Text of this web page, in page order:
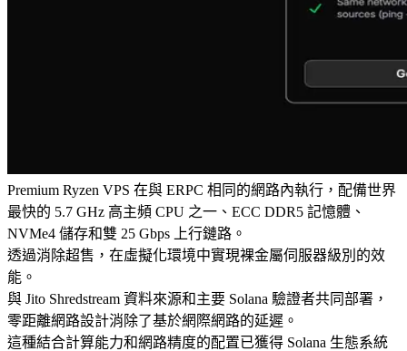
Premium Ryzen VPS 在與 ERPC 相同的網路內執行，配備世界
最快的 5.7 GHz 高主頻 CPU 之一、ECC DDR5 記憶體、
NVMe4 儲存和雙 25 Gbps 上行鏈路。
透過消除超售，在虛擬化環境中實現裸金屬伺服器級別的效
能。
與 Jito Shredstream 資料來源和主要 Solana 驗證者共同部署，
零距離網路設計消除了基於網際網路的延遲。
這種結合計算能力和網路精度的配置已獲得 Solana 生態系統